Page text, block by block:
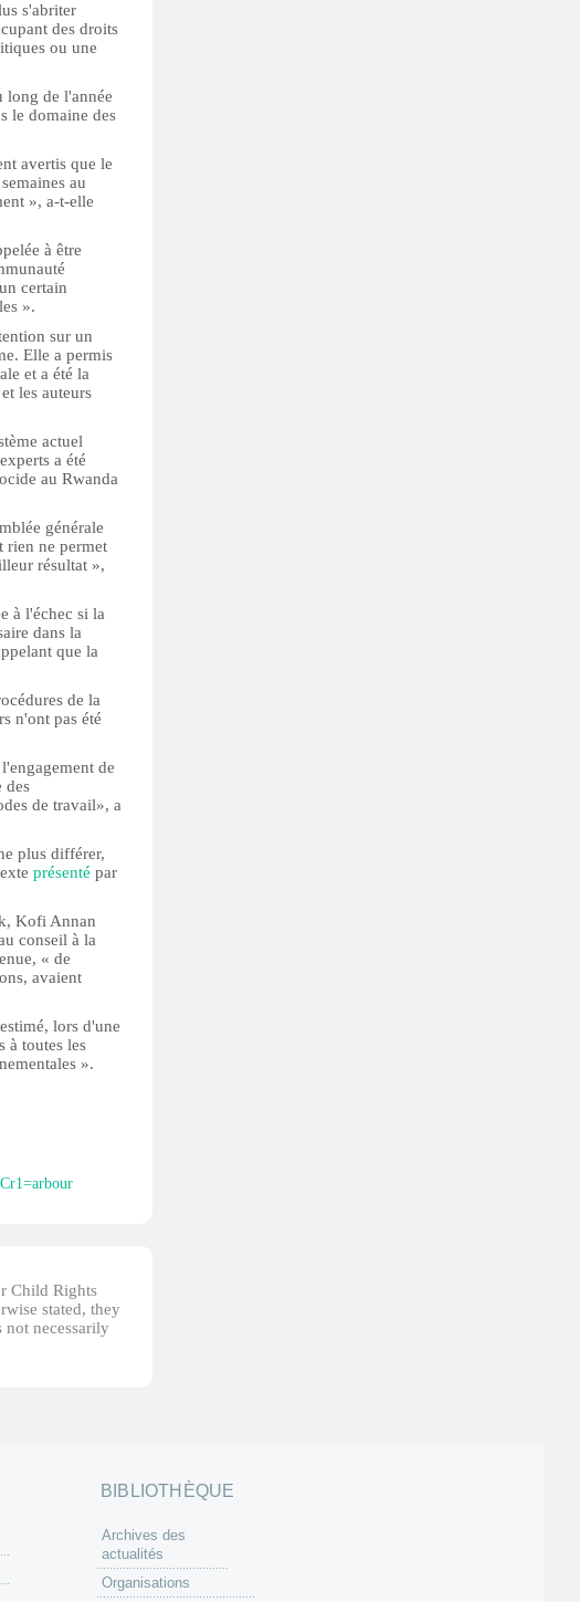
s'abriter
des droits
ou une
long de l'année
le domaine des
avertis que le
au
», a-t-elle
à être
certain
».
sur un
Elle a permis
et a été la
les auteurs
actuel
a été
au Rwanda
générale
rien ne permet
résultat »,
à l'échec si la
dans la
que la
de la
n'ont pas été
de
des
de travail», a
plus différer,
présenté par
Kofi Annan
conseil à la
« de
avaient
lors d'une
à toutes les
».
Child Rights
stated, they
necessarily
BIBLIOTHÈQUE
Archives des
actualités
Organisations